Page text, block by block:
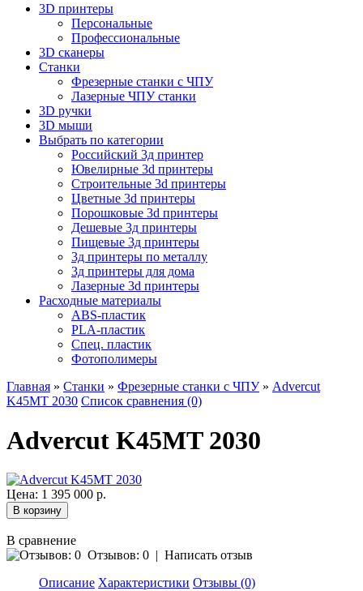
3D принтеры
Персональные
Профессиональные
3D сканеры
Станки
Фрезерные станки с ЧПУ
Лазерные ЧПУ станки
3D ручки
3D мыши
Выбрать по категории
Российский 3д принтер
Ювелирные 3d принтеры
Строительные 3d принтеры
Цветные 3d принтеры
Порошковые 3d принтеры
Дешевые 3д принтеры
Пищевые 3д принтеры
3д принтеры по металлу
3д принтеры для дома
Лазерные 3d принтеры
Расходные материалы
ABS-пластик
PLA-пластик
Спец. пластик
Фотополимеры
Главная » Станки » Фрезерные станки с ЧПУ» Advercut
K45MT 2030 Список сравнения (0)
Advercut K45MT 2030
Цена: 1 395 000 р.
В сравнение
Отзывов: 0 | Написать отзыв
Описание Характеристики Отзывы (0)